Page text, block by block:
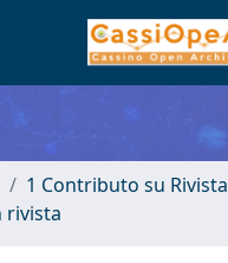
1 Contributo su Rivista
rivista